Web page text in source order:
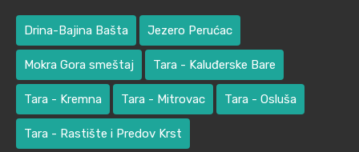
Drina-Bajina Bašta Jezero Perućac
Mokra Gora smeštaj Tara - Kaluđerske Bare
Tara - Kremna Tara - Mitrovac Tara - Osluša
Tara - Rastište i Predov Krst